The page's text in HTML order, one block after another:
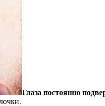
Глаза постоянно